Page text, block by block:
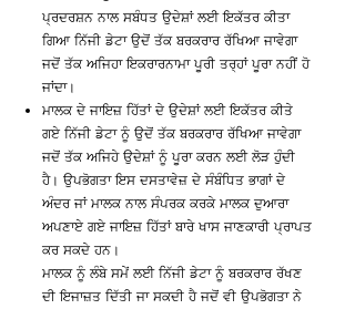
ਪ੍ਰਦਰਸ਼ਨ ਨਾਲ ਸਬੰਧਤ ਉਦੇਸ਼ਾਂ ਲਈ ਇਕੱਤਰ ਕੀਤਾ
ਗਿਆ ਨਿੱਜੀ ਡੇਟਾ ਉਦੋਂ ਤੱਕ ਬਰਕਰਾਰ ਰੱਖਿਆ ਜਾਵੇਗਾ
ਜਦੋਂ ਤੱਕ ਅਜਿਹਾ ਇਕਰਾਰਨਾਮਾ ਪੂਰੀ ਤਰ੍ਹਾਂ ਪੂਰਾ ਨਹੀਂ ਹੋ
ਜਾਂਦਾ।
ਮਾਲਕ ਦੇ ਜਾਇਜ਼ ਹਿੱਤਾਂ ਦੇ ਉਦੇਸ਼ਾਂ ਲਈ ਇਕੱਤਰ ਕੀਤੇ
ਗਏ ਨਿੱਜੀ ਡੇਟਾ ਨੂੰ ਉਦੋਂ ਤੱਕ ਬਰਕਰਾਰ ਰੱਖਿਆ ਜਾਵੇਗਾ
ਜਦੋਂ ਤੱਕ ਅਜਿਹੇ ਉਦੇਸ਼ਾਂ ਨੂੰ ਪੂਰਾ ਕਰਨ ਲਈ ਲੋੜ ਹੁੰਦੀ
ਹੈ। ਉਪਭੋਗਤਾ ਇਸ ਦਸਤਾਵੇਜ਼ ਦੇ ਸੰਬੰਧਿਤ ਭਾਗਾਂ ਦੇ
ਅੰਦਰ ਜਾਂ ਮਾਲਕ ਨਾਲ ਸੰਪਰਕ ਕਰਕੇ ਮਾਲਕ ਦੁਆਰਾ
ਅਪਣਾਏ ਗਏ ਜਾਇਜ਼ ਹਿੱਤਾਂ ਬਾਰੇ ਖਾਸ ਜਾਣਕਾਰੀ ਪ੍ਰਾਪਤ
ਕਰ ਸਕਦੇ ਹਨ।
ਮਾਲਕ ਨੂੰ ਲੰਬੇ ਸਮੇਂ ਲਈ ਨਿੱਜੀ ਡੇਟਾ ਨੂੰ ਬਰਕਰਾਰ ਰੱਖਣ
ਦੀ ਇਜਾਜ਼ਤ ਦਿੱਤੀ ਜਾ ਸਕਦੀ ਹੈ ਜਦੋਂ ਵੀ ਉਪਭੋਗਤਾ ਨੇ